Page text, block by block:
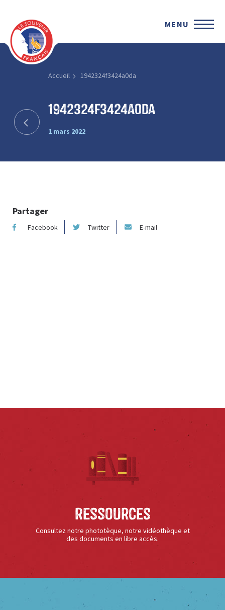
MENU
Accueil 1942324f3424a0da
1942324f3424a0da
1 mars 2022
Partager
Facebook Twitter E-mail
Ressources
Consultez notre phototèque, notre vidéothèque et
des documents en libre accès.